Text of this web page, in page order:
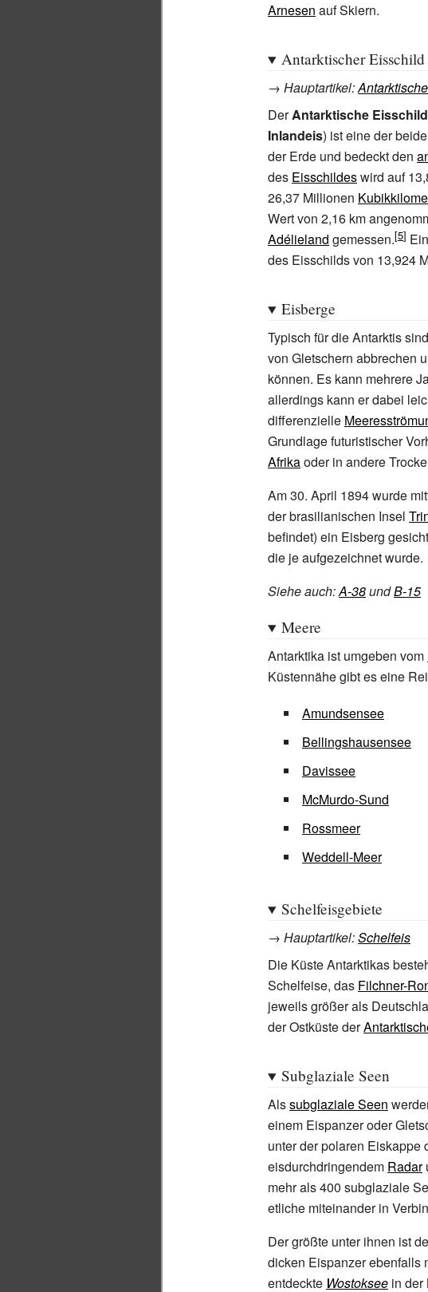
Arnesen auf Skiern.
Antarktischer Eisschild
→ Hauptartikel:
DerAntarktische Eisschild
Inlandeis) ist eine der
der Erde und bedeckt den
des Eisschildeswird auf
26,37 Millionen
Wert von 2,16 km
Adélieland gemessen.
des Eisschilds von 13,924
Eisberge
Typisch für die Antarktis
von Gletschern abbrechen
können. Es kann mehrere
allerdings kann er dabei
differenzielle
Grundlage futuristischer
Afrikaoder in andere
Am 30. April 1894 wurde
der brasilianischen Insel
befindet) ein Eisberg
die je aufgezeichnet wurde.
Siehe auch:A-38undB-15
Meere
Antarktika ist umgeben vom
Küstennähe gibt es eine
Amundsensee
Bellingshausensee
Davissee
McMurdo-Sund
Rossmeer
Weddell-Meer
Schelfeisgebiete
→ Hauptartikel:Schelfeis
Die Küste Antarktikas
Schelfeise, das Filchner-
jeweils größer als
der Ostküste der
Subglaziale Seen
Alssubglaziale Seen
einem Eispanzer oder
unter der polaren Eiskappe
eisdurchdringendem Radar
mehr als 400 subglaziale
etliche miteinander in
Der größte unter ihnen ist
dicken Eispanzer ebenfalls
entdeckte Wostoksee in der